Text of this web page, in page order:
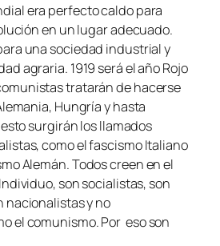
era perfecto caldo para
en un lugar adecuado.
una sociedad industrial y
agraria. 1919 será el año Rojo
tratarán de hacerse
Hungría y hasta
surgirán los llamados
como el fascismo Italiano
Alemán. Todos creen en el
son socialistas, son
nacionalistas y no
el comunismo. Por eso son